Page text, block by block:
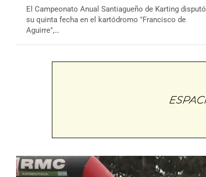
El Campeonato Anual Santiagueño de Karting disputó
su quinta fecha en el kartódromo "Francisco de
Aguirre",…